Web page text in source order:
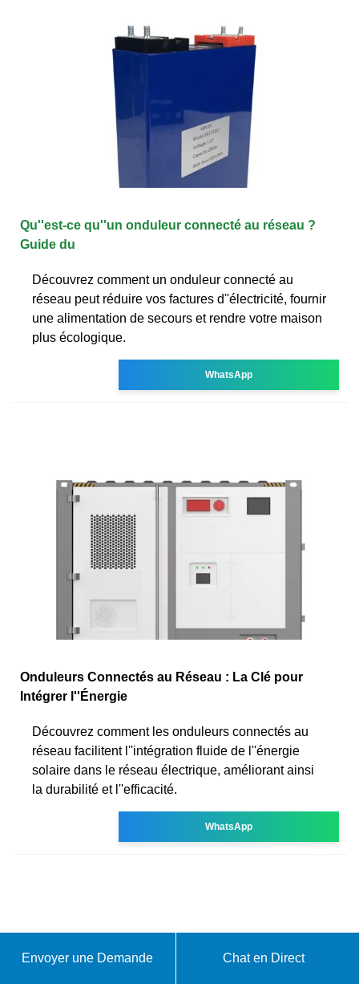
Qu''est-ce qu''un onduleur connecté au réseau ?
Guide du
Découvrez comment un onduleur connecté au
réseau peut réduire vos factures d''électricité, fournir
une alimentation de secours et rendre votre maison
plus écologique.
WhatsApp
Onduleurs Connectés au Réseau : La Clé pour
Intégrer l''Énergie
Découvrez comment les onduleurs connectés au
réseau facilitent l''intégration fluide de l''énergie
solaire dans le réseau électrique, améliorant ainsi
la durabilité et l''efficacité.
WhatsApp
Envoyer une Demande Chat en Direct